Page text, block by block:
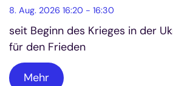
8. Aug. 2026 16:20 - 16:30
seit Beginn des Krieges in der
für den Frieden
Mehr